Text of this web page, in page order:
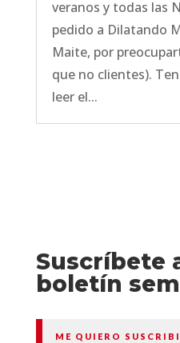
veranos y todas las
pedido a Dilatando
Maite, por
que no clientes).
leer el...
Suscríbete
boletín
ME QUIERO